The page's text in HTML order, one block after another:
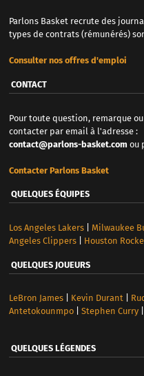
Parlons Basket recrute des
types de contrats (rémunérés)
Consulter nos offres d'emploi
CONTACT
Pour toute question, remarque
contacter par email à l'adresse :
contact@parlons-basket.com ou
Contacter Parlons Basket
QUELQUES ÉQUIPES
Los Angeles Lakers| Milwaukee
Angeles Clippers| Houston
QUELQUES JOUEURS
LeBron James| Kevin Durant|
Antetokounmpo| Stephen Curry|
QUELQUES LÉGENDES